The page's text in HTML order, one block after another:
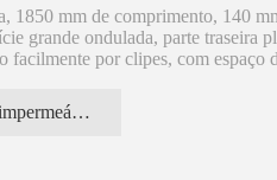
1850 mm de comprimento, 140
grande ondulada, parte traseira
facilmente por clipes, com espaço
de 10%-12%, duro, forte e
piso laminado impermeável de bambu